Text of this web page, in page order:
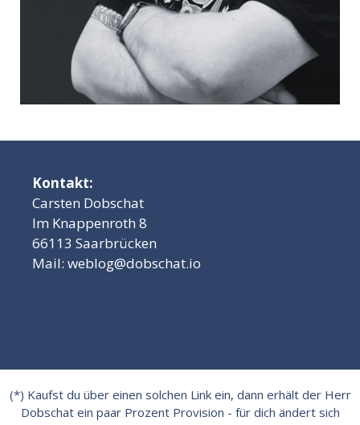
Kontakt:
Carsten Dobschat
Im Knappenroth 8
66113 Saarbrücken
Mail: weblog@dobschat.io
(*) Kaufst du über einen solchen Link ein, dann erhält der Herr
Dobschat ein paar Prozent Provision - für dich ändert sich